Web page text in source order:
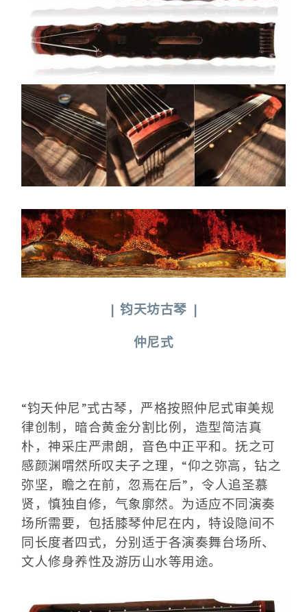
|钧天坊古琴 |
仲尼式
“钧天仲尼”式古琴，严格按照仲尼式审美规
律创制，暗合黄金分割比例，造型简洁真
朴，神采庄严肃朗，音色中正平和。抚之可
感颜渊喟然所叹夫子之理，“仰之弥高，钻之
弥坚，瞻之在前，忽焉在后”，令人追圣慕
贤，慎独自修，气象廓然。为适应不同演奏
场所需要，包括膝琴仲尼在内，特设隐间不
同长度者四式，分别适于各演奏舞台场所、
文人修身养性及游历山水等用途。